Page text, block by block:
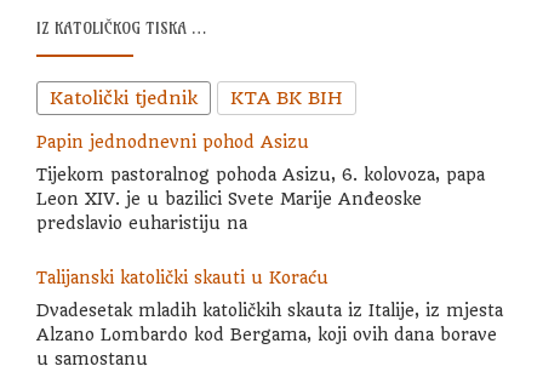
IZ KATOLIČKOG TISKA …
Katolički tjednik KTA BK BIH
Papin jednodnevni pohod Asizu
Tijekom pastoralnog pohoda Asizu, 6. kolovoza, papa
Leon XIV. je u bazilici Svete Marije Anđeoske
predslavio euharistiju na
Talijanski katolički skauti u Koraću
Dvadesetak mladih katoličkih skauta iz Italije, iz mjesta
Alzano Lombardo kod Bergama, koji ovih dana borave
u samostanu